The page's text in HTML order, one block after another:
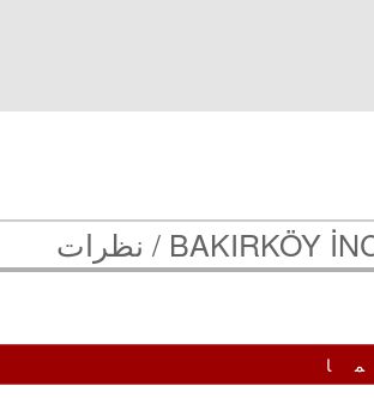
BAKIRKÖY نظرات